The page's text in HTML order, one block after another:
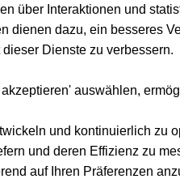
über Interaktionen und
dienen dazu, ein besseres
Dienste zu verbessern.
auswählen,
und kontinuierlich zu
und deren Effizienz zu
auf Ihren Präferenzen